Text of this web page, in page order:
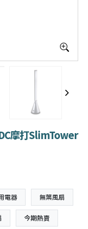
摩打SlimTower
電器 無葉風扇
今期熱賣